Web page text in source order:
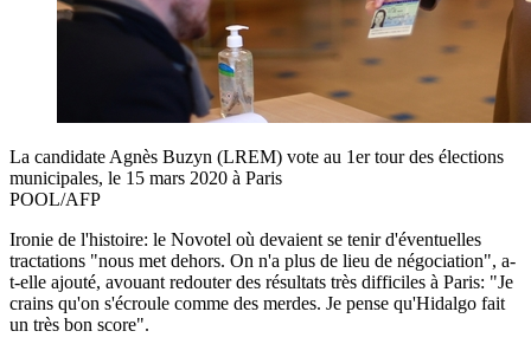
La candidate Agnès Buzyn (LREM) vote au 1er tour des élections
municipales, le 15 mars 2020 à Paris
POOL/AFP
Ironie de l'histoire: le Novotel où devaient se tenir d'éventuelles
tractations "nous met dehors. On n'a plus de lieu de négociation", a-
t-elle ajouté, avouant redouter des résultats très difficiles à Paris: "Je
crains qu'on s'écroule comme des merdes. Je pense qu'Hidalgo fait
un très bon score".